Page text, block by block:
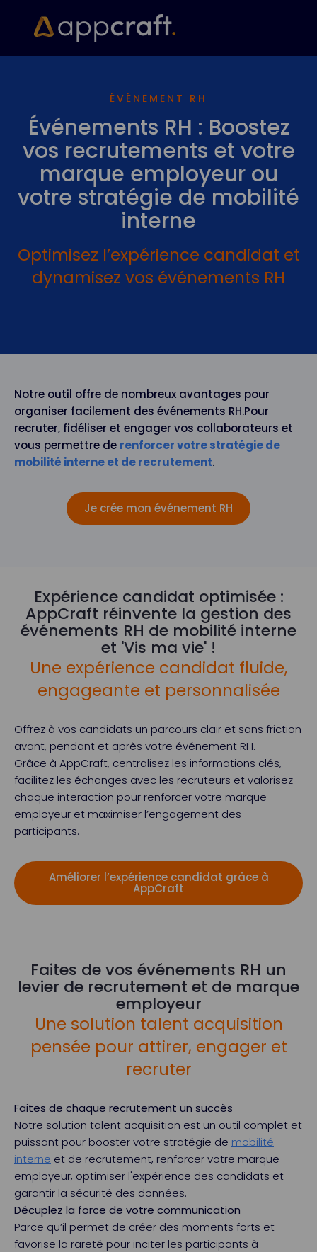
ÉVÉNEMENT RH
Événements RH : Boostez
vos recrutements et votre
marque employeur ou
votre stratégie de mobilité
interne
Optimisez l’expérience candidat et
dynamisez vos événements RH
Notre outil offre de nombreux avantages pour
organiser facilement des événements RH.Pour
recruter, fidéliser et engager vos collaborateurs et
vous permettre de renforcer votre stratégie de
mobilité interne et de recrutement.
Je crée mon événement RH
Expérience candidat optimisée :
AppCraft réinvente la gestion des
événements RH de mobilité interne
et 'Vis ma vie' !
Une expérience candidat fluide,
engageante et personnalisée
Offrez à vos candidats un parcours clair et sans friction
avant, pendant et après votre événement RH.
Grâce à AppCraft, centralisez les informations clés,
facilitez les échanges avec les recruteurs et valorisez
chaque interaction pour renforcer votre marque
employeur et maximiser l’engagement des
participants.
Améliorer l’expérience candidat grâce à
AppCraft
Faites de vos événements RH un
levier de recrutement et de marque
employeur
Une solution talent acquisition
pensée pour attirer, engager et
recruter
Faites de chaque recrutement un succès
Notre solution talent acquisition est un outil complet et
puissant pour booster votre stratégie de mobilité
interne et de recrutement, renforcer votre marque
employeur, optimiser l'expérience des candidats et
garantir la sécurité des données.
Décuplez la force de votre communication
Parce qu’il permet de créer des moments forts et
favorise la rareté pour inciter les participants à